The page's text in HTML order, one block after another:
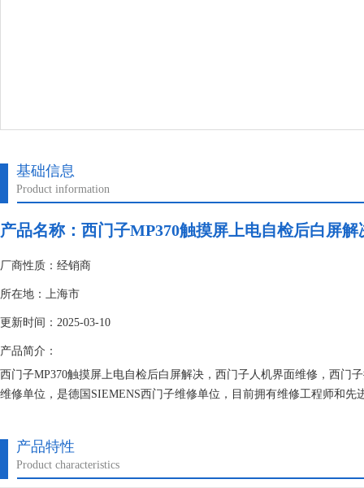
基础信息
Product information
产品名称： 西门子MP370触摸屏上电自检后白屏解
厂商性质：经销商
所在地：上海市
更新时间：2025-03-10
产品简介：
西门子MP370触摸屏上电自检后白屏解决，西门子人机界面维修，西门
维修单位，是德国SIEMENS西门子维修单位，目前拥有维修工程师和
产品特性
Product characteristics